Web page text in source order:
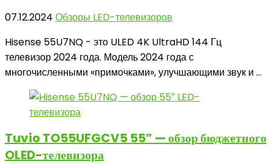
07.12.2024 Обзоры LED-телевизоров
Hisense 55U7NQ - это ULED 4K UltraHD 144 Гц
телевизор 2024 года. Модель 2024 года с
многочисленными «примочками», улучшающими звук и ...
Tuvio TO55UFGCV5 55” — обзор бюджетного
OLED-телевизора